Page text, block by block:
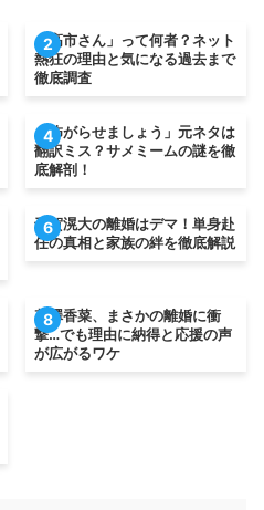
2
「高市さん」って何者？ネット
熱狂の理由と気になる過去まで
徹底調査
4
「怖がらせましょう」元ネタは
翻訳ミス？サメミームの謎を徹
底解剖！
6
千賀滉大の離婚はデマ！単身赴
任の真相と家族の絆を徹底解説
8
花澤香菜、まさかの離婚に衝
撃…でも理由に納得と応援の声
が広がるワケ